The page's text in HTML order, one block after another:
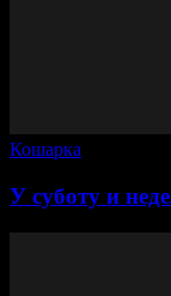
Кошарка
У суботу и